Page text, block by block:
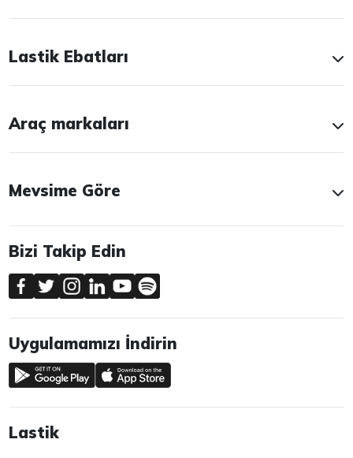
Lastik Ebatları
Araç markaları
Mevsime Göre
Bizi Takip Edin
Uygulamamızı İndirin
Lastik